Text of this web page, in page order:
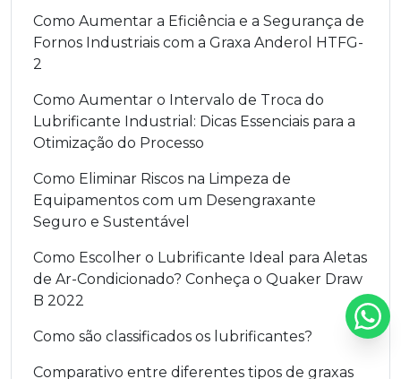
Como Aumentar a Eficiência e a Segurança de
Fornos Industriais com a Graxa Anderol HTFG-
2
Como Aumentar o Intervalo de Troca do
Lubrificante Industrial: Dicas Essenciais para a
Otimização do Processo
Como Eliminar Riscos na Limpeza de
Equipamentos com um Desengraxante
Seguro e Sustentável
Como Escolher o Lubrificante Ideal para Aletas
de Ar-Condicionado? Conheça o Quaker Draw
B 2022
Como são classificados os lubrificantes?
Comparativo entre diferentes tipos de graxas